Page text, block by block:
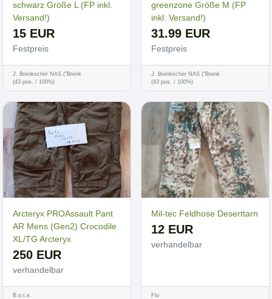
schwarz Größe L (FP inkl.
Versand!)
15 EUR
Festpreis
J. Brenkscher NAS ("Brenk
(43 pos. / 100%)
greenzone Größe M (FP
inkl. Versand!)
31.99 EUR
Festpreis
J. Brenkscher NAS ("Brenk
(43 pos. / 100%)
Arcteryx PROAssault Pant
AR Mens (Gen2) Crocodile
XL/TG Arcteryx
250 EUR
verhandelbar
B.o.t.e.
Mil-tec Feldhose Deserttarn
12 EUR
verhandelbar
Flo